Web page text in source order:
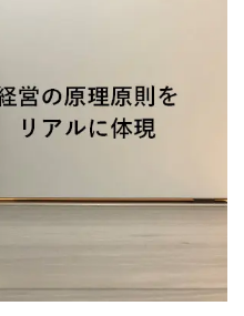
会社を経て、経営大
読むなかで、絶対に
厳選して紹介しま
ての読書』。
）にもた
アソシエイト
筆など仕事のご依頼
ムにてご連絡くださ